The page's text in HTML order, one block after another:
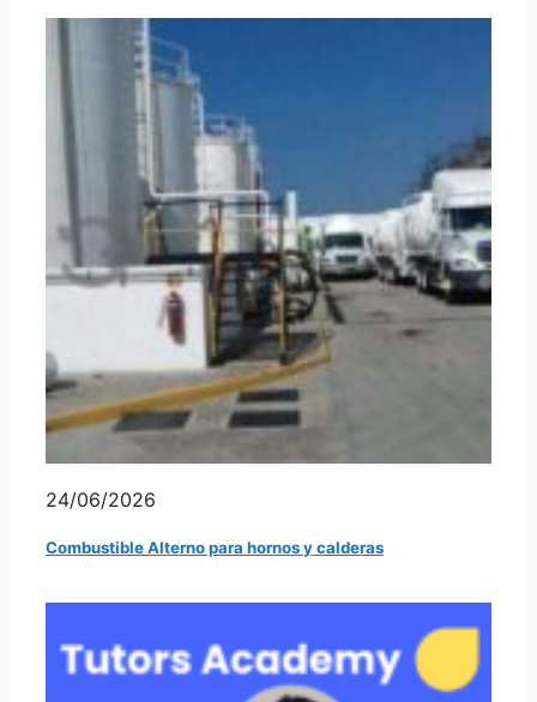
24/06/2026
Combustible Alterno para hornos y calderas